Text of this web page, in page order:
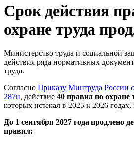
Срок действия
охране труда
Министерство труда и социальной
действия ряда нормативных
труда.
Согласно Приказу Минтруда России
287н, действие 40 правил по охране
которых истекал в 2025 и 2026 годах,
До 1 сентября 2027 года продлено
правил: